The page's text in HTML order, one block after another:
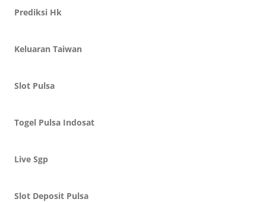
Prediksi Hk
Keluaran Taiwan
Slot Pulsa
Togel Pulsa Indosat
Live Sgp
Slot Deposit Pulsa